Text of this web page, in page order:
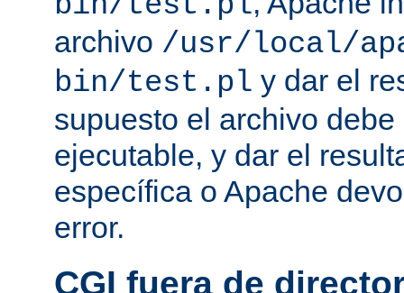
archivo /usr/local/
bin/test.pl y dar el
supuesto el archivo
ejecutable, y dar el
específica o Apache
error.
CGI fuera de